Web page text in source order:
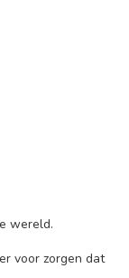
wereld.
voor zorgen dat